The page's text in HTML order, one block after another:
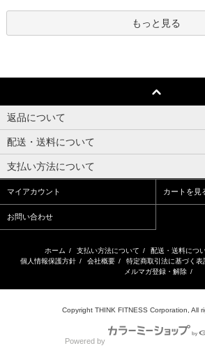
もっと見る
返品について
配送・送料について
支払い方法について
マイアカウント カートを見
お問い合わせ
ホーム / 支払い方法について / 配送・送料につ
個人情報保護方針 / 会社概要 / 特定商取引法に基づく表
メルマガ登録・解除 /
Copyright THINK FITNESS Corporation, All
Powered by